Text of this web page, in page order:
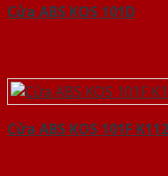
Cửa ABS KOS 101D
Cửa ABS KOS 101F